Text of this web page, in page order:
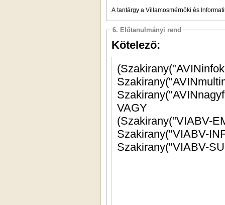
A tantárgy a Villamosmérnöki és
6. Előtanulmányi rend
Kötelező:
VAGY